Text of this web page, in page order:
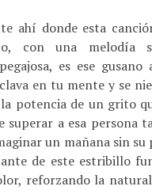
ahí donde esta
con una melodía
es ese gusano
en tu mente y se
potencia de un grito
superar a esa persona
un mañana sin su
de este estribillo
reforzando la